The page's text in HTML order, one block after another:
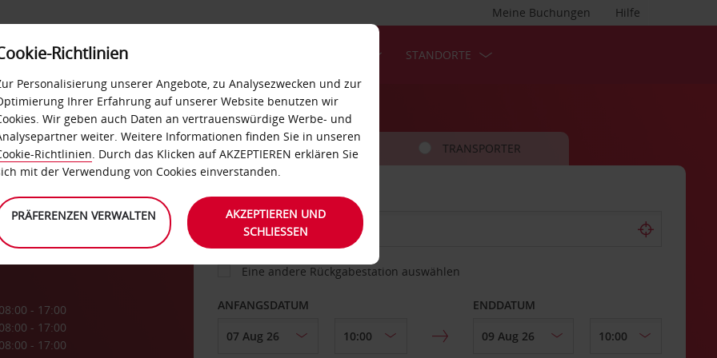
Hilfe
Meine Buchungen
SELF-SERVICES STANDORTE
08:00 - 17:00
08:00 - 17:00
08:00 - 17:00
FAHRZEUG TRANSPORTER
ABHOLEN VON
Eine andere Rückgabestation auswählen
ANFANGSDATUM ENDDATUM
Richtlinien
Personalisierung unserer Angebote, zu Analysezwecken und zur
Ihrer Erfahrung auf unserer Website benutzen wir
Wir geben auch Daten an vertrauenswürdige Werbe- und
weiter. Weitere Informationen finden Sie in unseren
Richtlinien. Durch das Klicken auf AKZEPTIEREN erklären Sie
mit der Verwendung von Cookies einverstanden.
PRÄFERENZEN VERWALTEN
AKZEPTIEREN UND
SCHLIESSEN